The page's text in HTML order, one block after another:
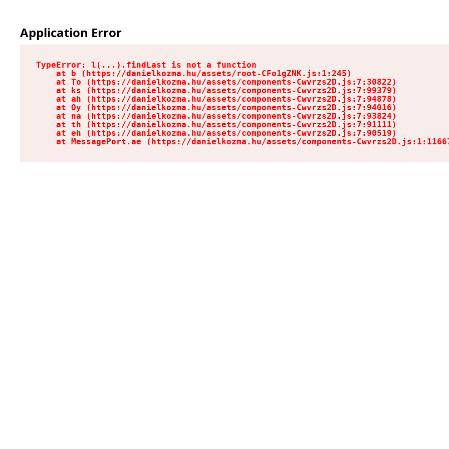
Application Error
TypeError: l(...).findLast is not a function
    at b (https://danielkozma.hu/assets/root-CFo1gZNK.js:1:245)
    at To (https://danielkozma.hu/assets/components-Cwvrzs2D.js:7:30822)
    at ks (https://danielkozma.hu/assets/components-Cwvrzs2D.js:7:99379)
    at ah (https://danielkozma.hu/assets/components-Cwvrzs2D.js:7:94878)
    at Oy (https://danielkozma.hu/assets/components-Cwvrzs2D.js:7:94016)
    at na (https://danielkozma.hu/assets/components-Cwvrzs2D.js:7:93824)
    at th (https://danielkozma.hu/assets/components-Cwvrzs2D.js:7:91111)
    at eh (https://danielkozma.hu/assets/components-Cwvrzs2D.js:7:90519)
at MessagePort.ae (https://danielkozma.hu/assets/components-